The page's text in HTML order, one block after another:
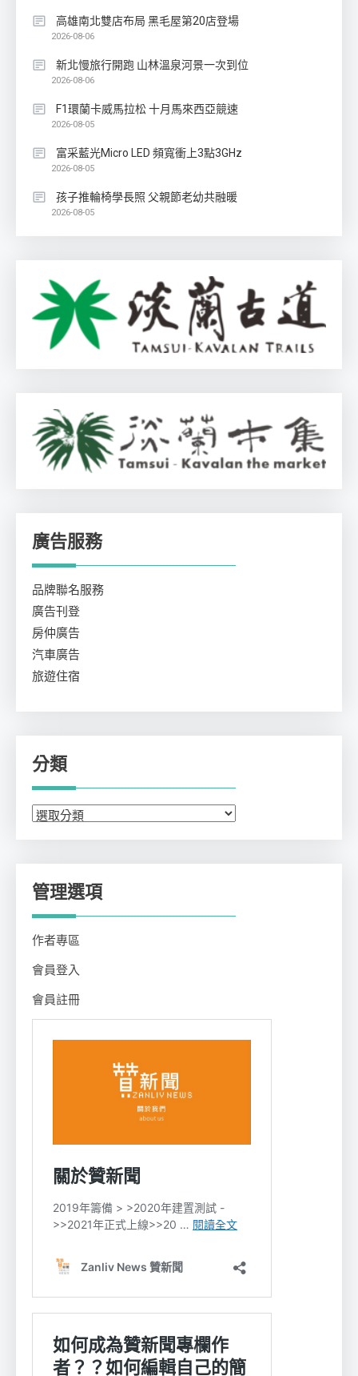
高雄南北雙店布局 黑毛屋第20店登場
2026-08-06
新北慢旅行開跑 山林溫泉河景一次到位
2026-08-06
F1環蘭卡威馬拉松 十月馬來西亞競速
2026-08-05
富采藍光Micro LED 頻寬衝上3點3GHz
2026-08-05
孩子推輪椅學長照 父親節老幼共融暖
2026-08-05
廣告服務
品牌聯名服務
廣告刊登
房仲廣告
汽車廣告
旅遊住宿
分類
分
管理選項
作者專區
會員登入
會員註冊